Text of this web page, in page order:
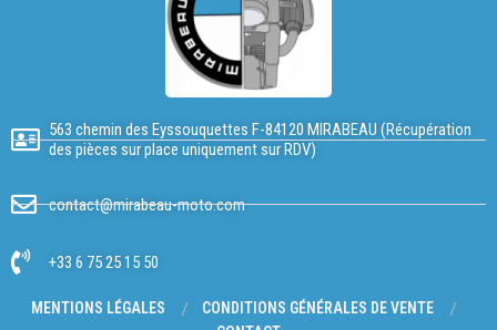
563 chemin des Eyssouquettes F-84120 MIRABEAU (Récupération
des pièces sur place uniquement sur RDV)
contact@mirabeau-moto.com
+33 6 75 25 15 50
MENTIONS LÉGALES
CONDITIONS GÉNÉRALES DE VENTE